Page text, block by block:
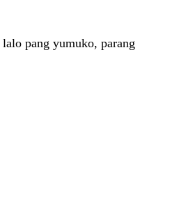
pang yumuko, parang